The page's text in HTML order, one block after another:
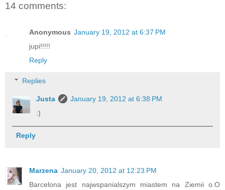
14 comments:
Anonymous January 19, 2012 at 6:37 PM
jupi!!!!!
Reply
Replies
Justa
January 19, 2012 at 6:38 PM
:)
Reply
Marzena January 20, 2012 at 12:23 PM
Barcelona jest najwspanialszym miastem na Ziemii o.O